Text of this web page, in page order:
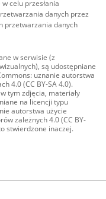
celu przesłania
danych przez
przetwarzania danych
w serwisie (z
są udostępniane
uznanie autorstwa
4.0 (CC BY-SA 4.0).
tym zdjęcia, materiały
na licencji typu
autorstwa użycie
zależnych 4.0 (CC BY-
stwierdzone inaczej.